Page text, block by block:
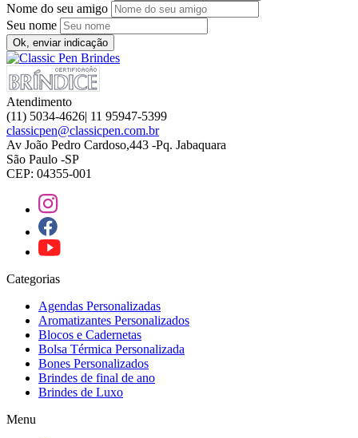
Nome do seu amigo
Seu nome
Ok, enviar indicação
Atendimento
(11) 5034-4626| 11 95947-5399
classicpen@classicpen.com.br
Av João Pedro Cardoso,443 -Pq. Jabaquara
São Paulo -SP
CEP: 04355-001
Categorias
Agendas Personalizadas
Aromatizantes Personalizados
Blocos e Cadernetas
Bolsa Térmica Personalizada
Bones Personalizados
Brindes de final de ano
Brindes de Luxo
Menu